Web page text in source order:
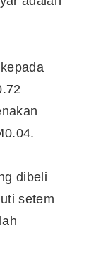
dibeli
setem